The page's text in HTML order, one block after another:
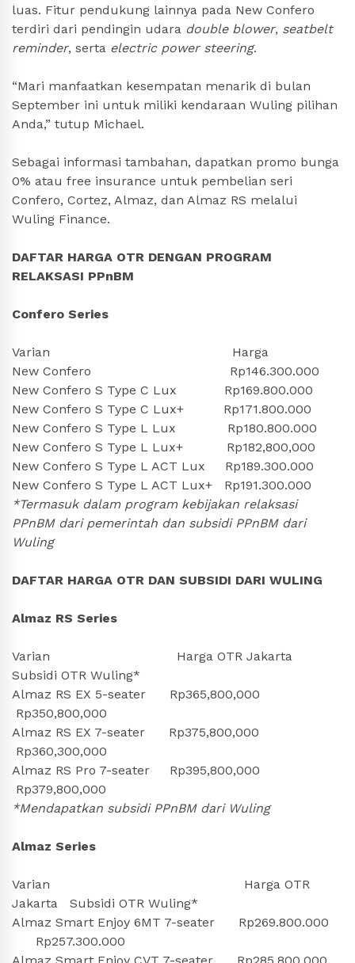
luas. Fitur pendukung lainnya pada New Confero
terdiri dari pendingin udara double blower, seatbelt
reminder, serta electric power steering.
“Mari manfaatkan kesempatan menarik di bulan
September ini untuk miliki kendaraan Wuling pilihan
Anda,” tutup Michael.
Sebagai informasi tambahan, dapatkan promo bunga
0% atau free insurance untuk pembelian seri
Confero, Cortez, Almaz, dan Almaz RS melalui
Wuling Finance.
DAFTAR HARGA OTR DENGAN PROGRAM
RELAKSASI PPnBM
Confero Series
Varian Harga
New Confero Rp146.300.000
New Confero S Type C Lux Rp169.800.000
New Confero S Type C Lux+ Rp171.800.000
New Confero S Type L Lux Rp180.800.000
New Confero S Type L Lux+ Rp182,800,000
New Confero S Type L ACT Lux Rp189.300.000
New Confero S Type L ACT Lux+ Rp191.300.000
*Termasuk dalam program kebijakan relaksasi
PPnBM dari pemerintah dan subsidi PPnBM dari
Wuling
DAFTAR HARGA OTR DAN SUBSIDI DARI WULING
Almaz RS Series
Varian Harga OTR Jakarta
Subsidi OTR Wuling*
Almaz RS EX 5-seater Rp365,800,000
Rp350,800,000
Almaz RS EX 7-seater Rp375,800,000
Rp360,300,000
Almaz RS Pro 7-seater Rp395,800,000
Rp379,800,000
*Mendapatkan subsidi PPnBM dari Wuling
Almaz Series
Varian Harga OTR
Jakarta Subsidi OTR Wuling*
Almaz Smart Enjoy 6MT 7-seater Rp269.800.000
Rp257.300.000